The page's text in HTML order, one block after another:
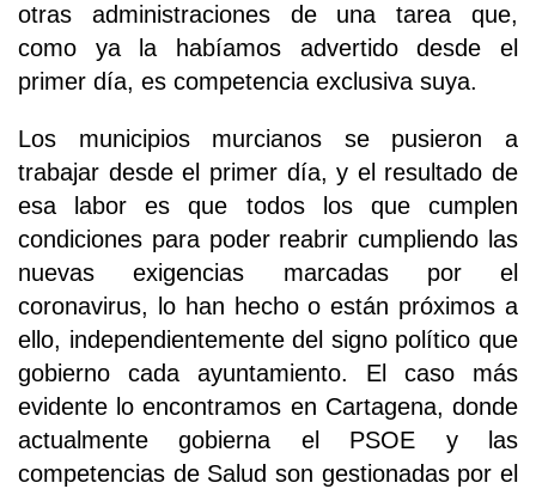
otras administraciones de una tarea que,
como ya la habíamos advertido desde el
primer día, es competencia exclusiva suya.
Los municipios murcianos se pusieron a
trabajar desde el primer día, y el resultado de
esa labor es que todos los que cumplen
condiciones para poder reabrir cumpliendo las
nuevas exigencias marcadas por el
coronavirus, lo han hecho o están próximos a
ello, independientemente del signo político que
gobierno cada ayuntamiento. El caso más
evidente lo encontramos en Cartagena, donde
actualmente gobierna el PSOE y las
competencias de Salud son gestionadas por el